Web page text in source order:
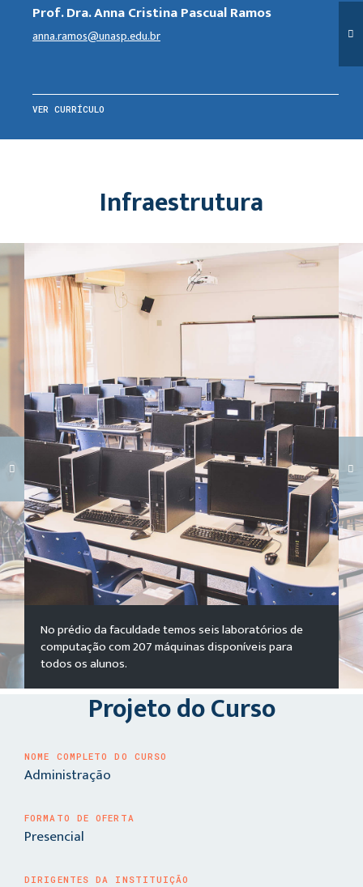
Prof. Dra. Anna Cristina Pascual Ramos
anna.ramos@unasp.edu.br
VER CURRÍCULO
Infraestrutura
Carregando galeria...
No prédio da faculdade temos seis laboratórios de
computação com 207 máquinas disponíveis para
todos os alunos.
Projeto do Curso
NOME COMPLETO DO CURSO
Administração
FORMATO DE OFERTA
Presencial
DIRIGENTES DA INSTITUIÇÃO